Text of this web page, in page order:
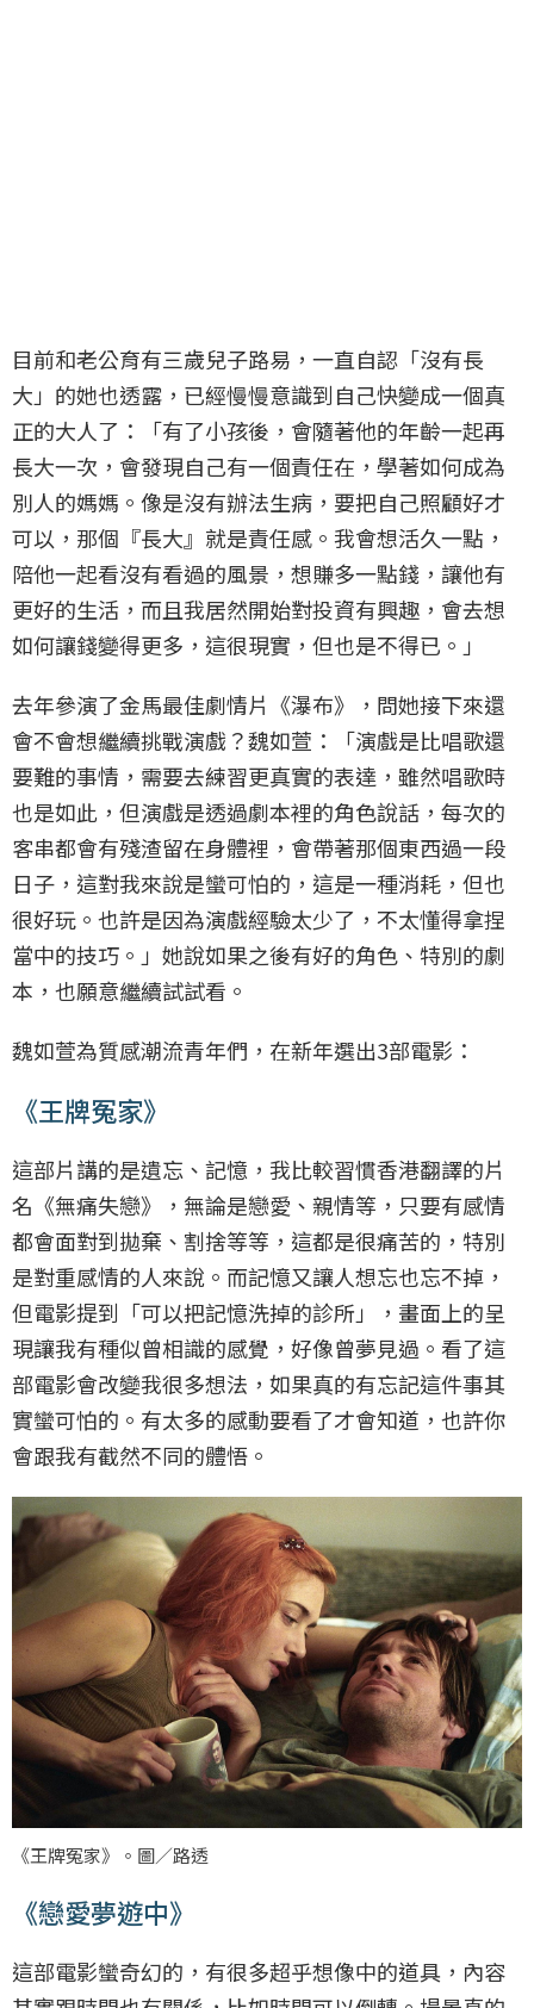
目前和老公育有三歲兒子路易，一直自認「沒有長
大」的她也透露，已經慢慢意識到自己快變成一個真
正的大人了：「有了小孩後，會隨著他的年齡一起再
長大一次，會發現自己有一個責任在，學著如何成為
別人的媽媽。像是沒有辦法生病，要把自己照顧好才
可以，那個『長大』就是責任感。我會想活久一點，
陪他一起看沒有看過的風景，想賺多一點錢，讓他有
更好的生活，而且我居然開始對投資有興趣，會去想
如何讓錢變得更多，這很現實，但也是不得已。」
去年參演了金馬最佳劇情片《瀑布》，問她接下來還
會不會想繼續挑戰演戲？魏如萱：「演戲是比唱歌還
要難的事情，需要去練習更真實的表達，雖然唱歌時
也是如此，但演戲是透過劇本裡的角色說話，每次的
客串都會有殘渣留在身體裡，會帶著那個東西過一段
日子，這對我來說是蠻可怕的，這是一種消耗，但也
很好玩。也許是因為演戲經驗太少了，不太懂得拿捏
當中的技巧。」她說如果之後有好的角色、特別的劇
本，也願意繼續試試看。
魏如萱為質感潮流青年們，在新年選出3部電影：
《王牌冤家》
這部片講的是遺忘、記憶，我比較習慣香港翻譯的片
名《無痛失戀》，無論是戀愛、親情等，只要有感情
都會面對到拋棄、割捨等等，這都是很痛苦的，特別
是對重感情的人來說。而記憶又讓人想忘也忘不掉，
但電影提到「可以把記憶洗掉的診所」，畫面上的呈
現讓我有種似曾相識的感覺，好像曾夢見過。看了這
部電影會改變我很多想法，如果真的有忘記這件事其
實蠻可怕的。有太多的感動要看了才會知道，也許你
會跟我有截然不同的體悟。
《王牌冤家》。圖／路透
《戀愛夢遊中》
這部電影蠻奇幻的，有很多超乎想像中的道具，內容